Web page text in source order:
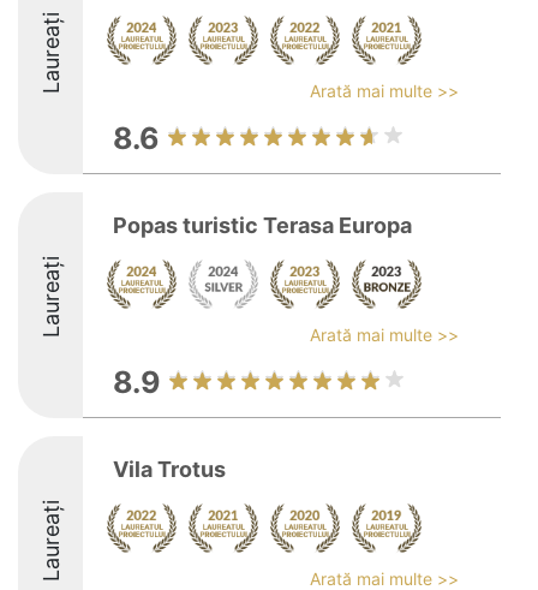
Laureați Arată mai multe >>
8.6
Laureați
Popas turistic Terasa Europa
Arată mai multe >>
8.9
Laureați
Vila Trotus
Arată mai multe >>